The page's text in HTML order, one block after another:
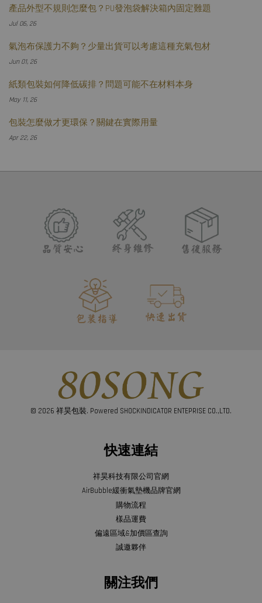
產品外型不規則怎麼包？PU發泡袋解決箱內固定難題
Jul 06, 26
氣泡布保護力不夠？少量出貨可以考慮這種充氣包材
Jun 01, 26
紙類包裝如何降低碳排？問題可能不在材料本身
May 11, 26
包裝怎麼做才更環保？關鍵在實際用量
Apr 22, 26
© 2026 祥昊包裝. Powered SHOCKINDICATOR ENTEPRISE CO.,LTD.
快速連結
祥昊科技有限公司官網
AirBubble緩衝氣墊機品牌官網
購物流程
樣品運費
偏遠區域&加價區查詢
誠邀夥伴
關注我們